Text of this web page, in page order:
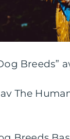
Breeds”
The